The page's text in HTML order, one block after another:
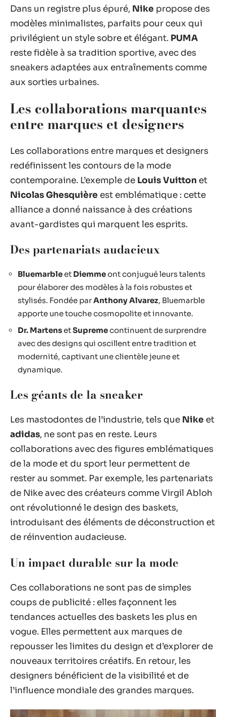
Dans un registre plus épuré, Nike propose des
modèles minimalistes, parfaits pour ceux qui
privilégient un style sobre et élégant. PUMA
reste fidèle à sa tradition sportive, avec des
sneakers adaptées aux entraînements comme
aux sorties urbaines.
Les collaborations marquantes
entre marques et designers
Les collaborations entre marques et designers
redéfinissent les contours de la mode
contemporaine. L’exemple de Louis Vuitton et
Nicolas Ghesquière est emblématique : cette
alliance a donné naissance à des créations
avant-gardistes qui marquent les esprits.
Des partenariats audacieux
Bluemarbleet Diemmeont conjugué leurs talents
pour élaborer des modèles à la fois robustes et
stylisés. Fondée parAnthony Alvarez, Bluemarble
apporte une touche cosmopolite et innovante.
Dr. MartensetSupremecontinuent de surprendre
avec des designs qui oscillent entre tradition et
modernité, captivant une clientèle jeune et
dynamique.
Les géants de la sneaker
Les mastodontes de l’industrie, tels que Nike et
adidas, ne sont pas en reste. Leurs
collaborations avec des figures emblématiques
de la mode et du sport leur permettent de
rester au sommet. Par exemple, les partenariats
de Nike avec des créateurs comme Virgil Abloh
ont révolutionné le design des baskets,
introduisant des éléments de déconstruction et
de réinvention audacieuse.
Un impact durable sur la mode
Ces collaborations ne sont pas de simples
coups de publicité : elles façonnent les
tendances actuelles des baskets les plus en
vogue. Elles permettent aux marques de
repousser les limites du design et d’explorer de
nouveaux territoires créatifs. En retour, les
designers bénéficient de la visibilité et de
l’influence mondiale des grandes marques.